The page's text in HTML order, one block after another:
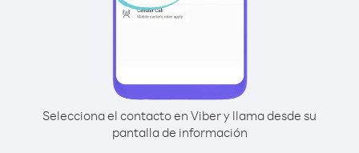
Selecciona el contacto en Viber y llama desde su
pantalla de información